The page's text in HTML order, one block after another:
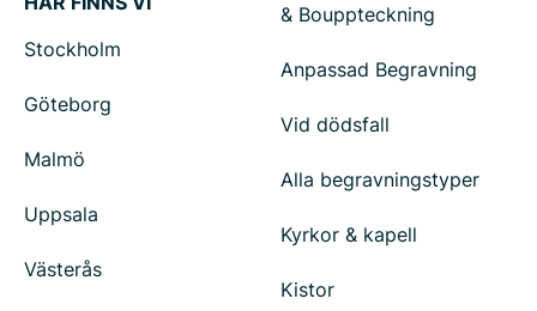
Stockholm
Göteborg
Malmö
Uppsala
Västerås
& Bouppteckning
Anpassad Begravning
Vid dödsfall
Alla begravningstyper
Kyrkor & kapell
Kistor